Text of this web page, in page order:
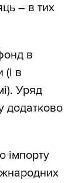
– в тих
в
(і в
Уряд
додатково
імпорту